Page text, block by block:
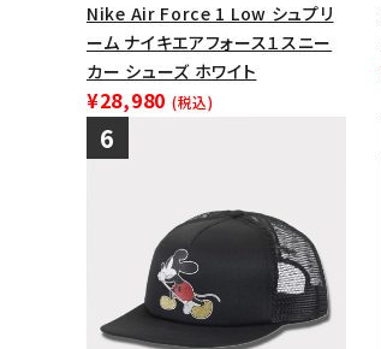
Nike Air Force 1 Low シュプリ
ーム ナイキエアフォース１スニー
カー シューズ ホワイト
¥28,980 (税込)